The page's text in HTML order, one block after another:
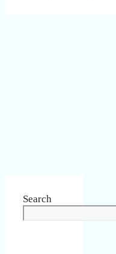
Search